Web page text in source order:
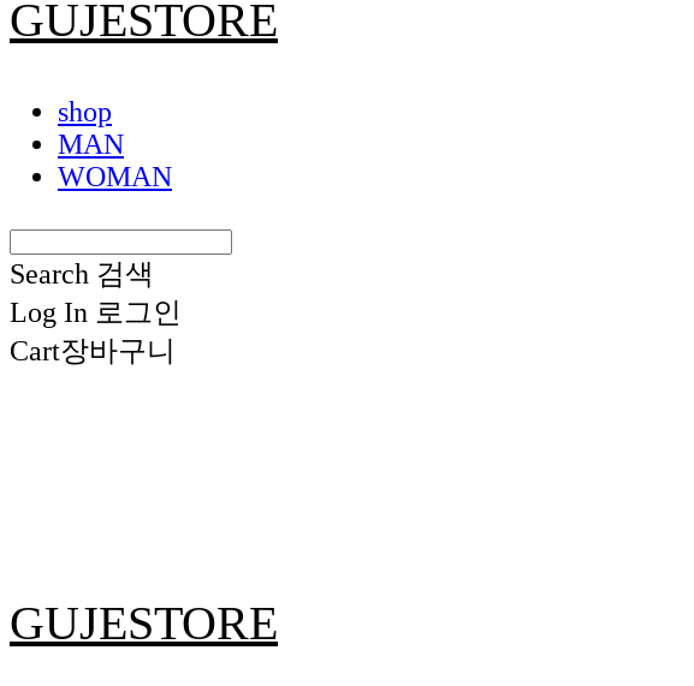
GUJESTORE
shop
MAN
WOMAN
Search 검색
Log In 로그인
Cart장바구니
GUJESTORE